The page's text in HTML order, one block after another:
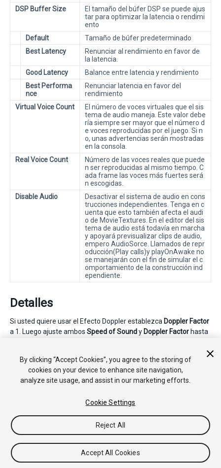
DSP Buffer Size
El tamaño del búfer DSP se puede ajus
tar para optimizar la latencia o rendimi
ento
Default
Tamaño de búfer predeterminado
Best Latency
Renunciar al rendimiento en favor de
la latencia.
Good Latency
Balance entre latencia y rendimiento
Best Performa
nce
Renunciar latencia en favor del
rendimiento
Virtual Voice Count
El número de voces virtuales que el sis
tema de audio maneja. Este valor debe
ría siempre ser mayor que el número d
e voces reproducidas por el juego. Si n
o, unas advertencias serán mostradas
en la consola.
Real Voice Count
Número de las voces reales que puede
n ser reproducidas al mismo tiempo. C
ada frame las voces más fuertes será
n escogidas.
Disable Audio
Desactivar el sistema de audio en cons
trucciones independientes. Tenga en c
uenta que esto también afecta el audi
o de MovieTextures. En el editor del sis
tema de audio está todavía en marcha
y apoyará previsualizar clips de audio,
empero AudioSorce. Llamados de repr
oducción(Play calls)y playOnAwake no
se manejarán con el fin de simular el c
omportamiento de la construcción ind
ependiente.
Detalles
Si usted quiere usar el Efecto Doppler establezca Doppler Factor
a 1. Luego ajuste ambos Speed of Soundy Doppler Factor hasta
Mirar Audio Settings.
Tutoriales
Respuestas de la Comunidad
Base de
Conocimientos
Foros Asset Store (Tienda de Assets/Paquetes)
By clicking “Accept Cookies”, you agree to the storing of
cookies on your device to enhance site navigation,
analyze site usage, and assist in our marketing efforts.
Cookie Settings
Reject All
Accept All Cookies